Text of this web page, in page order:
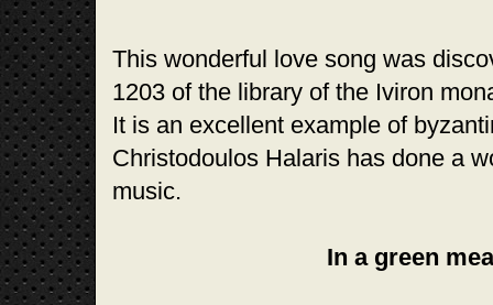
This wonderful love song was
1203 of the library of the Iviron
It is an excellent example of
Christodoulos Halaris has done a
music.
In a green